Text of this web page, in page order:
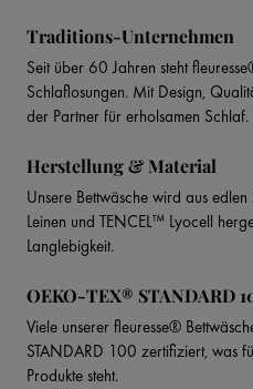
Traditions-Unternehmen
Seit über 60 Jahren steht
Schlaflosungen. Mit Design,
der Partner für erholsamen Schlaf.
Herstellung & Material
Unsere Bettwäsche wird aus
Leinen und TENCEL™ Lyocell
Langlebigkeit.
OEKO-TEX® STANDARD
Viele unserer fleuresse®
STANDARD 100 zertifiziert, was
Produkte steht.